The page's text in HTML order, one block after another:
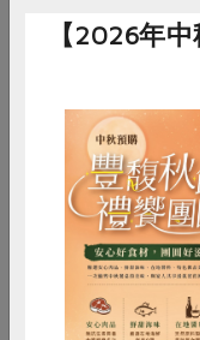
2018-06-01合
發行人的話：
6月16日是合作
時刻—我們是否
惜食
雞蛋
【2026年